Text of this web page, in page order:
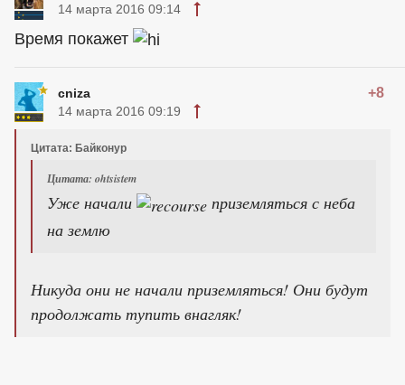
14 марта 2016 09:14
Время покажет
cniza +8
14 марта 2016 09:19
Цитата: Байконур
Цитата: ohtsistem
Уже начали
приземляться с неба
на землю
Никуда они не начали приземляться! Они будут
продолжать тупить внагляк!